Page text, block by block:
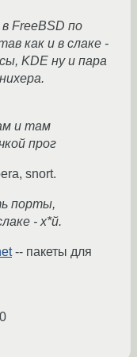
FreeBSD по
как и в слаке -
KDE ну и пара
и там
прог
snort.
порты,
- х*й.
-- пакеты для